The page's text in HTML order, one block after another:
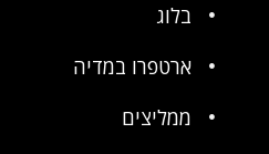
בלוג
ארטפרו במדיה
ממליצים